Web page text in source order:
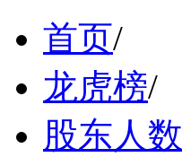
首页/
龙虎榜/
股东人数